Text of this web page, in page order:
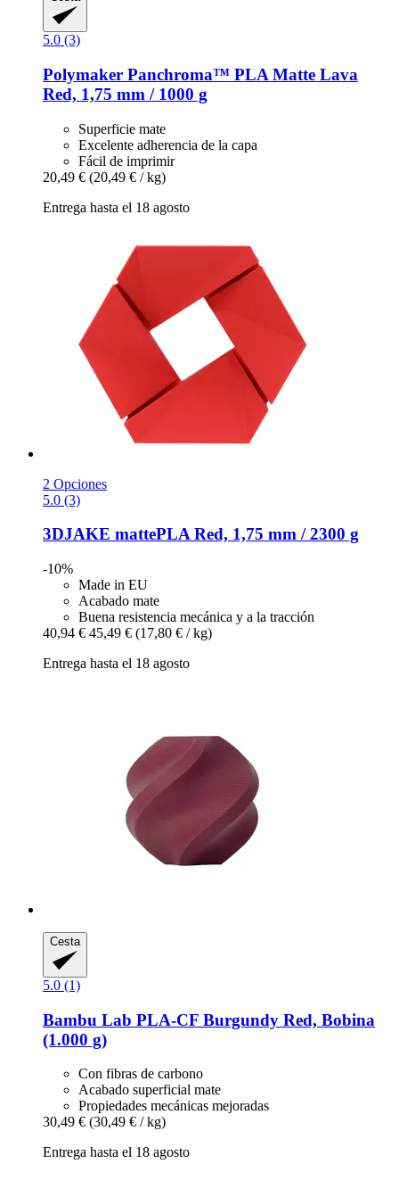
5.0 (3)
Polymaker Panchroma™ PLA Matte Lava
Red, 1,75 mm / 1000 g
Superficie mate
Excelente adherencia de la capa
Fácil de imprimir
20,49 € (20,49 € / kg)
Entrega hasta el 18 agosto
2 Opciones
5.0 (3)
3DJAKE mattePLA Red, 1,75 mm / 2300 g
-10%
Made in EU
Acabado mate
Buena resistencia mecánica y a la tracción
40,94 € 45,49 € (17,80 € / kg)
Entrega hasta el 18 agosto
Cesta
5.0 (1)
Bambu Lab PLA-​CF Burgundy Red, Bobina
(1.000 g)
Con fibras de carbono
Acabado superficial mate
Propiedades mecánicas mejoradas
30,49 € (30,49 € / kg)
Entrega hasta el 18 agosto